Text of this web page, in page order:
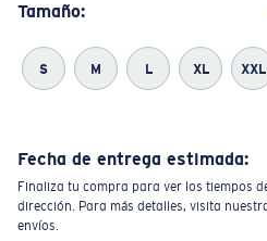
Tamaño:
S M L XL XXL
Fecha de entrega estimada:
Finaliza tu compra para ver los tiempos
dirección. Para más detalles, visita
envíos.